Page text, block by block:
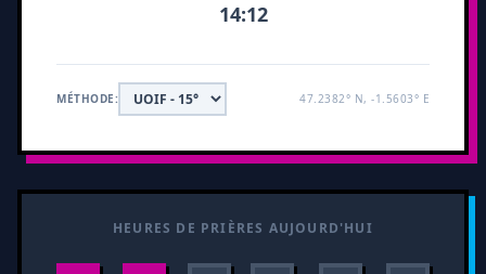
14:12
MÉTHODE: 47.2382° N, -1.5603° E
HEURES DE PRIÈRES AUJOURD'HUI